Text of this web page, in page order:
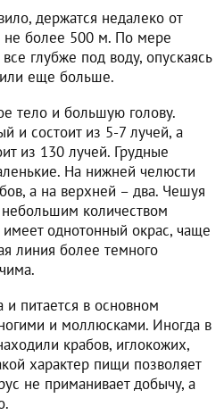
держатся недалеко от
не более 500 м. По мере
глубже под воду, опускаясь
еще больше.
тело и большую голову.
и состоит из 5-7 лучей, а
из 130 лучей. Грудные
На нижней челюсти
а на верхней – два. Чешуя
количеством
однотонный окрас, чаще
линия более темного
питается в основном
и моллюсками. Иногда в
крабов, иглокожих,
характер пищи позволяет
не приманивает добычу, а